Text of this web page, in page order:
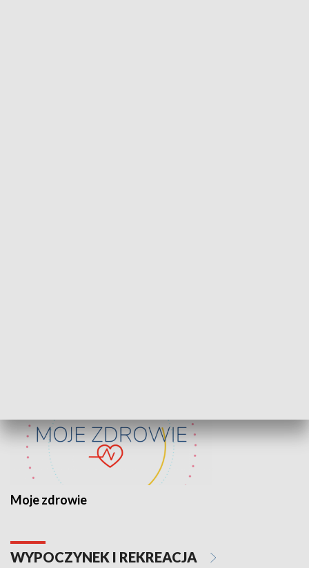
Moje zdrowie
WYPOCZYNEK I REKREACJA